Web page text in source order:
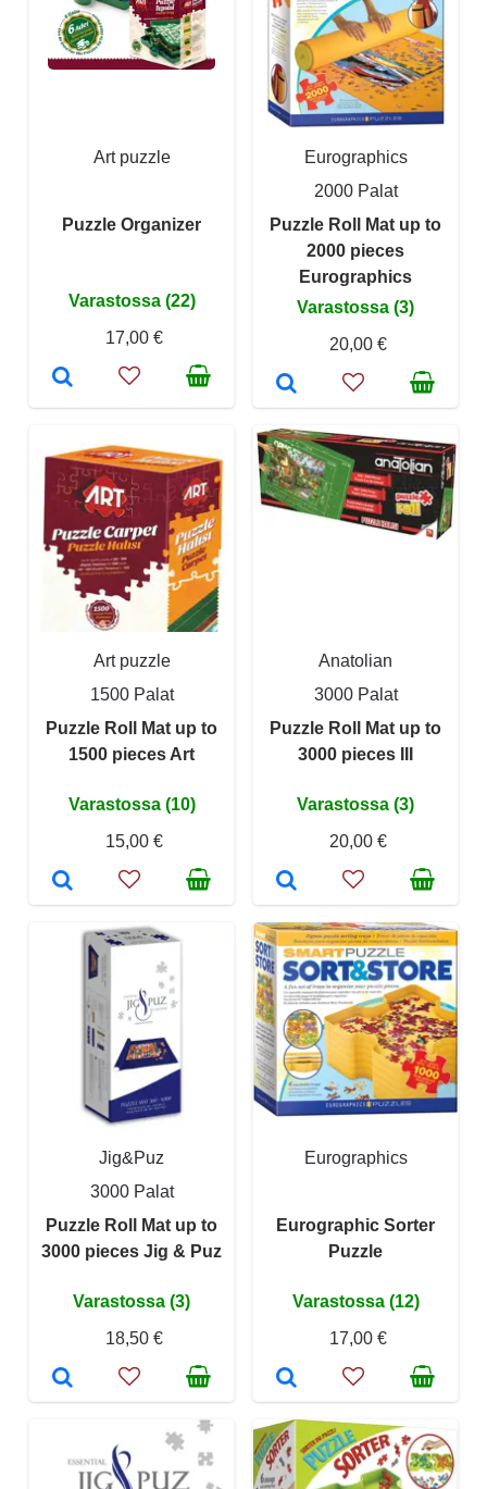
Art puzzle
Puzzle Organizer
Varastossa (22)
17,00 €
Eurographics
2000 Palat
Puzzle Roll Mat up to
2000 pieces
Eurographics
Varastossa (3)
20,00 €
Art puzzle
1500 Palat
Puzzle Roll Mat up to
1500 pieces Art
Varastossa (10)
15,00 €
Anatolian
3000 Palat
Puzzle Roll Mat up to
3000 pieces III
Varastossa (3)
20,00 €
Jig&Puz
3000 Palat
Puzzle Roll Mat up to
3000 pieces Jig & Puz
Varastossa (3)
18,50 €
Eurographics
Eurographic Sorter
Puzzle
Varastossa (12)
17,00 €